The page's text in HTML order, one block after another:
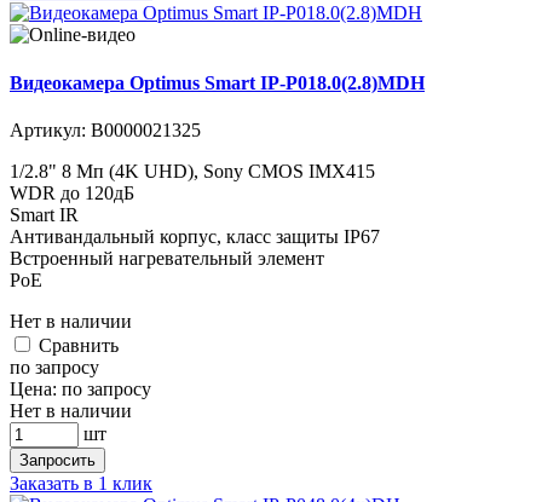
Видеокамера Optimus Smart IP-P018.0(2.8)MDH
Артикул: В0000021325
1/2.8" 8 Мп (4K UHD), Sony CMOS IMX415
WDR до 120дБ
Smart IR
Антивандальный корпус, класс защиты IР67
Встроенный нагревательный элемент
PoE
Нет в наличии
Cравнить
по запросу
Цена: по запросу
Нет в наличии
шт
Запросить
Заказать в 1 клик